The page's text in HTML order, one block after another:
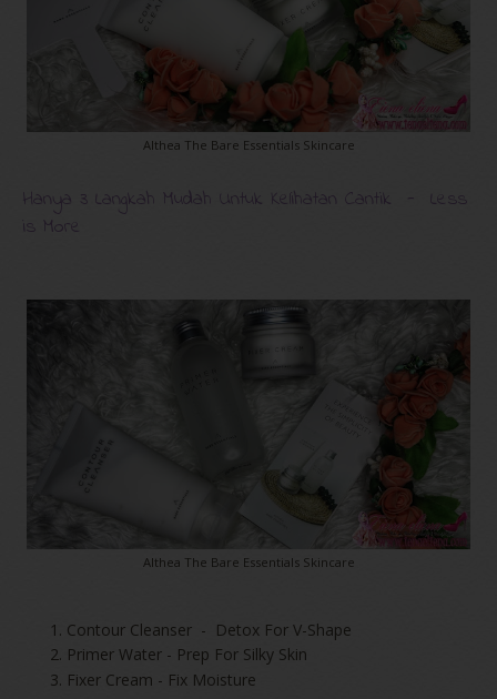
Althea The Bare Essentials Skincare
Hanya 3 Langkah Mudah Untuk Kelihatan Cantik - Less
is More
Althea The Bare Essentials Skincare
Contour Cleanser - Detox For V-Shape
Primer Water - Prep For Silky Skin
Fixer Cream - Fix Moisture